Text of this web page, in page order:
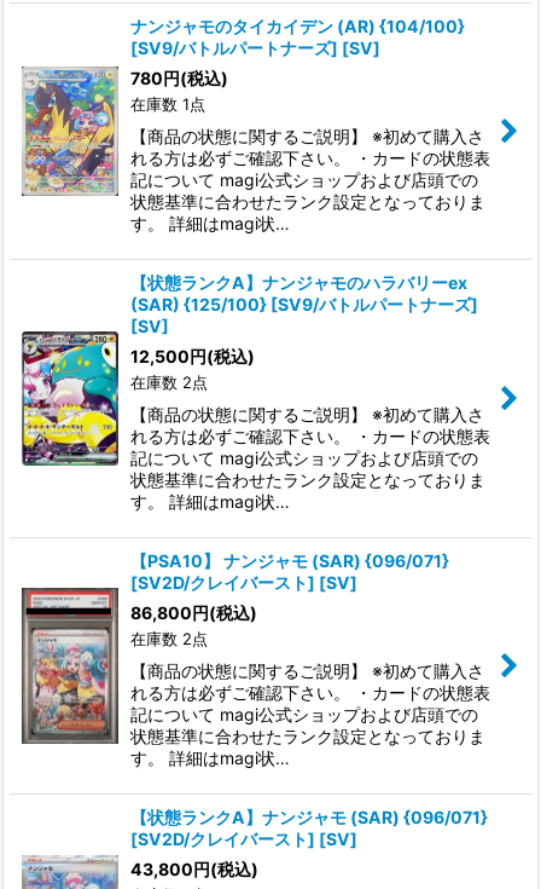
ナンジャモのタイカイデン (AR) {104/100}
[SV9/バトルパートナーズ] [SV]
780円(税込)
在庫数 1点
【商品の状態に関するご説明】 ※初めて購入さ
れる方は必ずご確認下さい。 ・カードの状態表
記について magi公式ショップおよび店頭での
状態基準に合わせたランク設定となっておりま
す。 詳細はmagi状…
【状態ランクA】ナンジャモのハラバリーex
(SAR) {125/100} [SV9/バトルパートナーズ]
[SV]
12,500円(税込)
在庫数 2点
【商品の状態に関するご説明】 ※初めて購入さ
れる方は必ずご確認下さい。 ・カードの状態表
記について magi公式ショップおよび店頭での
状態基準に合わせたランク設定となっておりま
す。 詳細はmagi状…
【PSA10】 ナンジャモ (SAR) {096/071}
[SV2D/クレイバースト] [SV]
86,800円(税込)
在庫数 2点
【商品の状態に関するご説明】 ※初めて購入さ
れる方は必ずご確認下さい。 ・カードの状態表
記について magi公式ショップおよび店頭での
状態基準に合わせたランク設定となっておりま
す。 詳細はmagi状…
【状態ランクA】ナンジャモ (SAR) {096/071}
[SV2D/クレイバースト] [SV]
43,800円(税込)